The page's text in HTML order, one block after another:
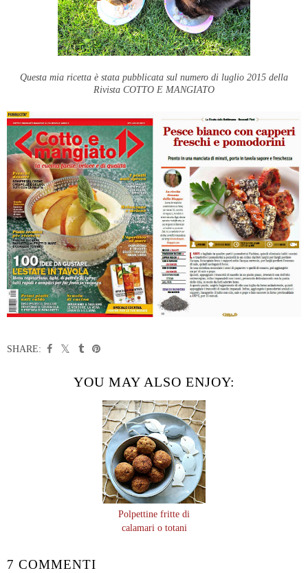
Questa mia ricetta è stata pubblicata sul numero di luglio 2015 della
Rivista COTTO E MANGIATO
SHARE:
YOU MAY ALSO ENJOY:
Polpettine fritte di
calamari o totani
7 COMMENTI